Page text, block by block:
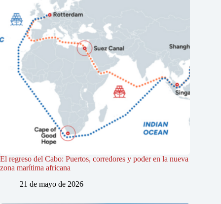
El regreso del Cabo: Puertos, corredores y poder en la nueva
zona marítima africana
21 de mayo de 2026